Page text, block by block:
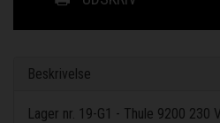
Beskrivelse
Lager nr. 19-G1 - Thule 9200 230